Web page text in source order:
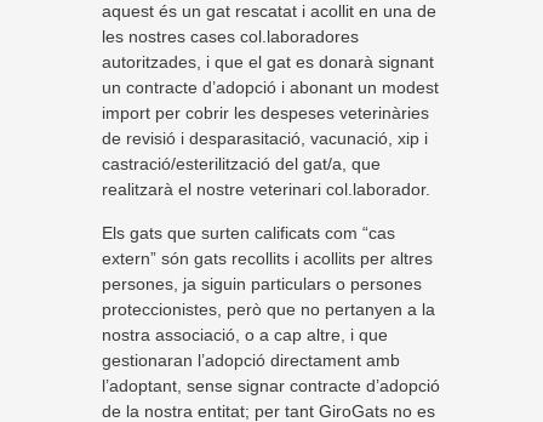
aquest és un gat rescatat i acollit en una de
les nostres cases col.laboradores
autoritzades, i que el gat es donarà signant
un contracte d’adopció i abonant un modest
import per cobrir les despeses veterinàries
de revisió i desparasitació, vacunació, xip i
castració/esterilització del gat/a, que
realitzarà el nostre veterinari col.laborador.
Els gats que surten calificats com “cas
extern” són gats recollits i acollits per altres
persones, ja siguin particulars o persones
proteccionistes, però que no pertanyen a la
nostra associació, o a cap altre, i que
gestionaran l’adopció directament amb
l’adoptant, sense signar contracte d’adopció
de la nostra entitat; per tant GiroGats no es